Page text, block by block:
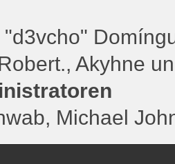
"d3vcho"
Akyhne
Michael